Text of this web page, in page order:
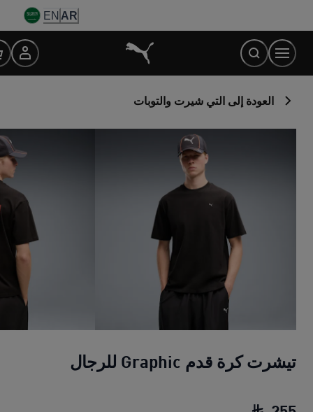
Content
AR
EN
العودة إلى التي شيرت والتوبات
تيشرت كرة قدم Graphic للرجال